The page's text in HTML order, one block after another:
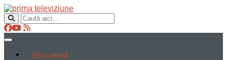
Prima pagină